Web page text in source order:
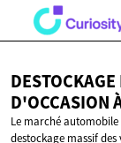
D'OCCASION
Le marché
destockage massif